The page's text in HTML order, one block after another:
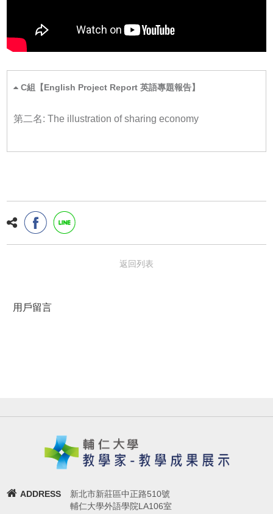
C組【English Project Report 英語專題報告】
第二名: The illustration of sharing economy
返回列表
用戶留言
ADDRESS
新北市新莊區中正路510號
輔仁大學外語學院LA106室